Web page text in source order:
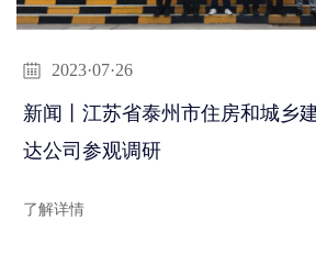
2023·07·26
新闻丨江苏省泰州市住房和城乡
达公司参观调研
了解详情